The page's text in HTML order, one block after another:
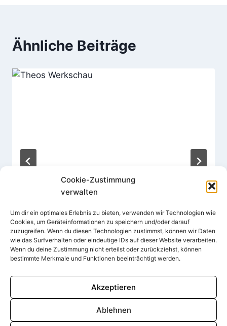
Cookie-Zustimmung
verwalten
Um dir ein optimales Erlebnis zu bieten, verwenden wir Technologien wie
Cookies, um Geräteinformationen zu speichern und/oder darauf
zuzugreifen. Wenn du diesen Technologien zustimmst, können wir Daten
wie das Surfverhalten oder eindeutige IDs auf dieser Website verarbeiten.
Wenn du deine Zustimmung nicht erteilst oder zurückziehst, können
bestimmte Merkmale und Funktionen beeinträchtigt werden.
Akzeptieren
Ablehnen
Ähnliche Beiträge
VonMartin Bechberger 16. November 2022